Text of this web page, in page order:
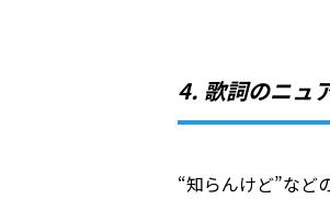
4. 歌詞のニュ
“知らんけど”など